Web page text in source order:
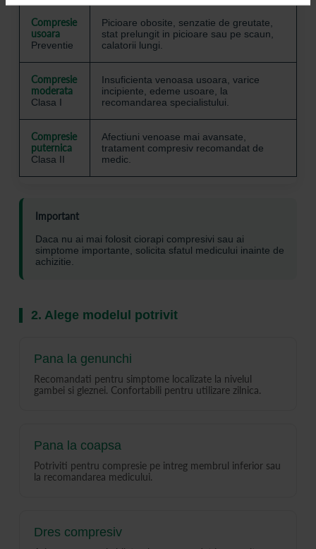
Compresie
usoara
Preventie
Picioare obosite, senzatie de greutate,
stat prelungit in picioare sau pe scaun,
calatorii lungi.
Compresie
moderata
Clasa I
Insuficienta venoasa usoara, varice
incipiente, edeme usoare, la
recomandarea specialistului.
Compresie
puternica
Clasa II
Afectiuni venoase mai avansate,
tratament compresiv recomandat de
medic.
Important
Daca nu ai mai folosit ciorapi compresivi sau ai
simptome importante, solicita sfatul medicului inainte de
achizitie.
2. Alege modelul potrivit
Pana la genunchi
Recomandati pentru simptome localizate la nivelul
gambei si gleznei. Confortabili pentru utilizare zilnica.
Pana la coapsa
Potriviti pentru compresie pe intreg membrul inferior sau
la recomandarea medicului.
Dres compresiv